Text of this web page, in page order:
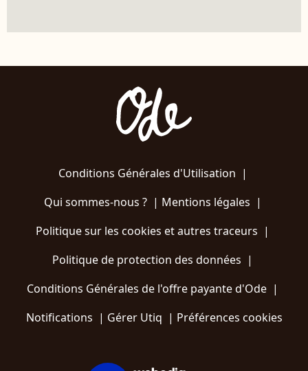
Conditions Générales d'Utilisation |
Qui sommes-nous ?| Mentions légales |
Politique sur les cookies et autres traceurs |
Politique de protection des données |
Conditions Générales de l'offre payante d'Ode |
Notifications | Gérer Utiq | Préférences cookies